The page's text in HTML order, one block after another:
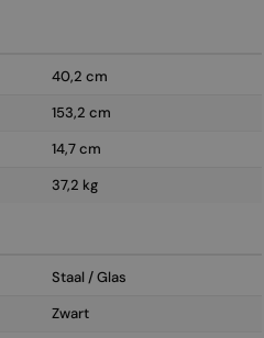
40,2 cm
153,2 cm
14,7 cm
37,2 kg
Staal / Glas
Zwart